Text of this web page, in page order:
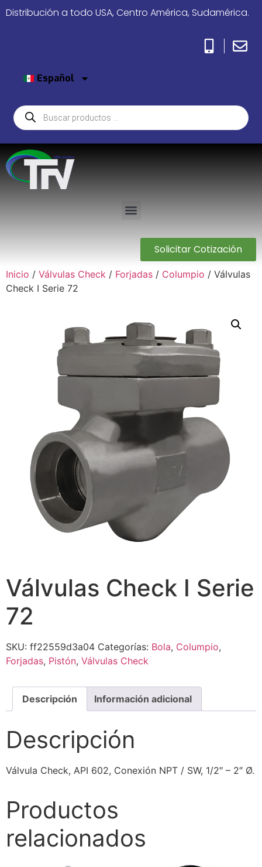
Distribución a todo USA, Centro América, Sudamérica.
Español
Solicitar Cotización
Inicio / Válvulas Check / Forjadas / Columpio / Válvulas
Check I Serie 72
Válvulas Check I Serie
72
SKU: ff22559d3a04 Categorías: Bola, Columpio,
Forjadas, Pistón, Válvulas Check
Descripción Información adicional
Descripción
Válvula Check, API 602, Conexión NPT / SW, 1/2″ – 2″ Ø.
Productos
relacionados